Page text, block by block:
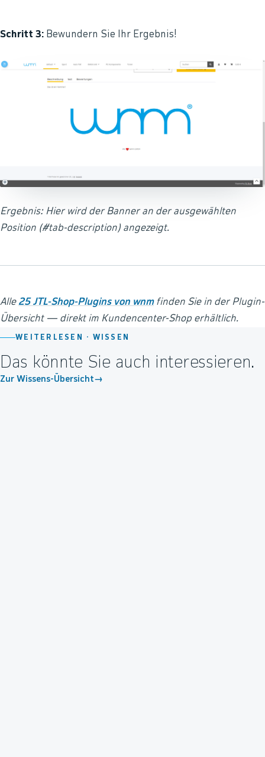
Schritt 3: Bewundern Sie Ihr Ergebnis!
Ergebnis: Hier wird der Banner an der ausgewählten
Position (#tab-description) angezeigt.
Alle25 JTL-Shop-Plugins von wnmfinden Sie in der Plugin-
Übersicht — direkt im Kundencenter-Shop erhältlich.
WEITERLESEN · WISSEN
Das könnte Sie auch interessieren.
Zur Wissens-Übersicht→